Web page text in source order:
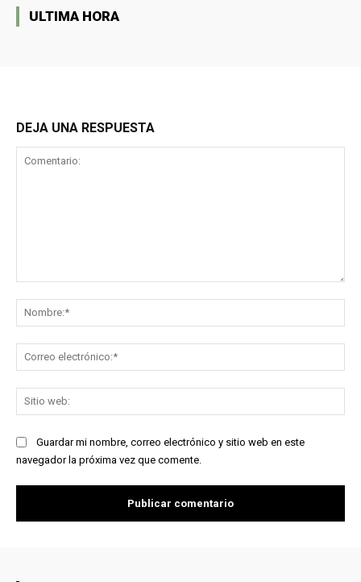
ULTIMA HORA
DEJA UNA RESPUESTA
Guardar mi nombre, correo electrónico y sitio web en este
navegador la próxima vez que comente.